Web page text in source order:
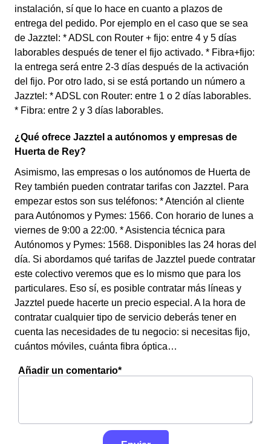
instalación, sí que lo hace en cuanto a plazos de
entrega del pedido. Por ejemplo en el caso que se sea
de Jazztel: * ADSL con Router + fijo: entre 4 y 5 días
laborables después de tener el fijo activado. * Fibra+fijo:
la entrega será entre 2-3 días después de la activación
del fijo. Por otro lado, si se está portando un número a
Jazztel: * ADSL con Router: entre 1 o 2 días laborables.
* Fibra: entre 2 y 3 días laborables.
¿Qué ofrece Jazztel a autónomos y empresas de
Huerta de Rey?
Asimismo, las empresas o los autónomos de Huerta de
Rey también pueden contratar tarifas con Jazztel. Para
empezar estos son sus teléfonos: * Atención al cliente
para Autónomos y Pymes: 1566. Con horario de lunes a
viernes de 9:00 a 22:00. * Asistencia técnica para
Autónomos y Pymes: 1568. Disponibles las 24 horas del
día. Si abordamos qué tarifas de Jazztel puede contratar
este colectivo veremos que es lo mismo que para los
particulares. Eso sí, es posible contratar más líneas y
Jazztel puede hacerte un precio especial. A la hora de
contratar cualquier tipo de servicio deberás tener en
cuenta las necesidades de tu negocio: si necesitas fijo,
cuántos móviles, cuánta fibra óptica…
Añadir un comentario*